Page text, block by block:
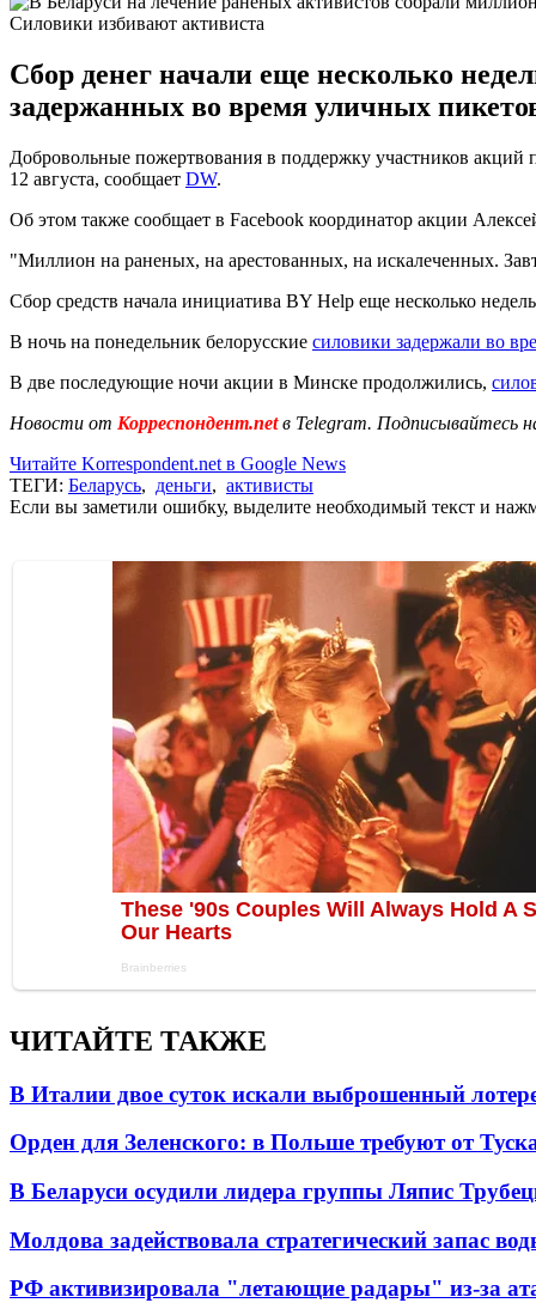
Силовики избивают активиста
Сбор денег начали еще несколько
задержанных во время уличных
Добровольные пожертвования в поддержку участников
12 августа, сообщает DW.
Об этом также сообщает в Facebook координатор акции
"Миллион на раненых, на арестованных, на искалеченных.
Сбор средств начала инициатива BY Help еще несколько
В ночь на понедельник белорусские силовики задержали во
В две последующие ночи акции в Минске продолжились,
Новости от Корреспондент.netв Telegram. Подписывайтесь
Читайте Korrespondent.net в Google News
ТЕГИ: Беларусь, деньги, активисты
Если вы заметили ошибку, выделите необходимый текст и
ЧИТАЙТЕ ТАКЖЕ
В Италии двое суток искали выброшенный
Орден для Зеленского: в Польше требуют от
В Беларуси осудили лидера группы Ляпис
Молдова задействовала стратегический запас
РФ активизировала "летающие радары" из-за